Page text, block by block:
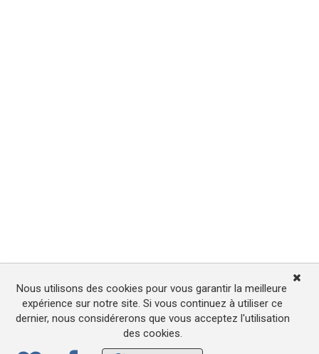
Nous utilisons des cookies pour vous garantir la meilleure
expérience sur notre site. Si vous continuez à utiliser ce
dernier, nous considérerons que vous acceptez l'utilisation
des cookies.